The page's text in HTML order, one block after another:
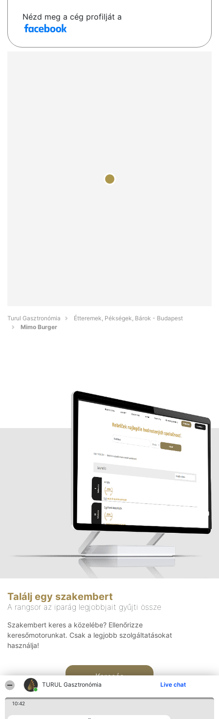
TURUL Gasztronómia Live chat
10:42
Nézd meg a cég profilját a
Turul Gasztronómia
Étteremek, Pékségek, Bárok - Budapest
Mimo Burger
Találj egy szakembert
A rangsor az iparág legjobbjait gyűjti össze
Szakembert keres a közelébe? Ellenőrizze
keresőmotorunkat. Csak a legjobb szolgáltatásokat
használja!
Keresés